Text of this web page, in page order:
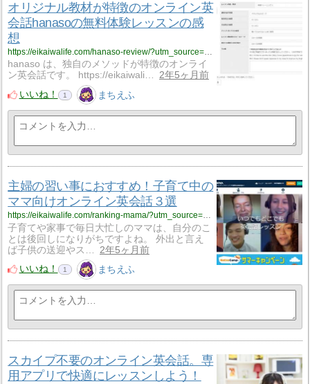
オリジナル教材が特徴のオンライン英
会話hanasoの無料体験レッスンの感
想
https://eikaiwalife.com/hanaso-review/?utm_source=rss&utm_medium=rss&utm_campaign=hanaso-review
hanaso は、独自のメソッドが特徴のオンライ
ン英会話です。 https://eikaiwali…
2年5ヶ月前
いいね！
1 まちえふ
主婦の習い事におすすめ！子育て中の
ママ向けオンライン英会話３選
https://eikaiwalife.com/ranking-mama/?utm_source=rss&utm_medium=rss&utm_campaign=ranking-mama
子育てや家事で毎日大忙しのママは、自分のこ
とは後回しになりがちですよね。 外出と言え
ば子供の送迎やス…
2年5ヶ月前
いいね！
1 まちえふ
スカイプ不要のオンライン英会話。専
用アプリで快適にレッスンしよう！